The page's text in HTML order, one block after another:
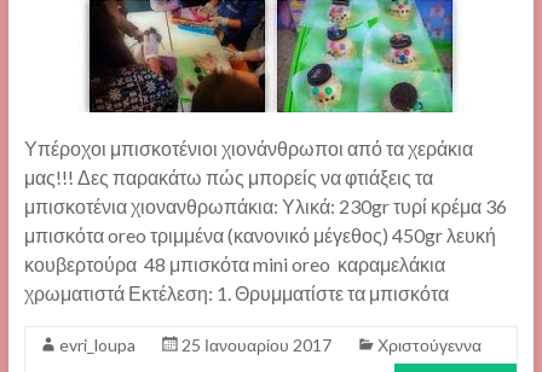
Υπέροχοι μπισκοτένιοι χιονάνθρωποι από τα χεράκια
μας!!! Δες παρακάτω πώς μπορείς να φτιάξεις τα
μπισκοτένια χιονανθρωπάκια: Υλικά: 230gr τυρί κρέμα 36
μπισκότα oreo τριμμένα (κανονικό μέγεθος) 450gr λευκή
κουβερτούρα 48 μπισκότα mini oreo καραμελάκια
χρωματιστά Εκτέλεση: 1. Θρυμματίστε τα μπισκότα
evri_loupa 25 Ιανουαρίου 2017
Χριστούγεννα